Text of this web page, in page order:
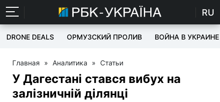
RU
DRONE DEALS ОРМУЗСКИЙ ПРОЛИВ ВОЙНА В УКРАИНЕ
Главная » Аналитика » Статьи
У Дагестані стався вибух на
залізничній ділянці